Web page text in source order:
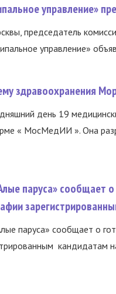
управление»
председатель
управление»
здравоохранения
день 19
« МосМедИИ ». Она
паруса» сообщает о
паруса» сообщает о
кандидатам